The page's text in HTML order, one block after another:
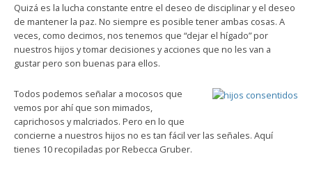
Quizá es la lucha constante entre el deseo de disciplinar y el deseo
de mantener la paz. No siempre es posible tener ambas cosas. A
veces, como decimos, nos tenemos que “dejar el hígado” por
nuestros hijos y tomar decisiones y acciones que no les van a
gustar pero son buenas para ellos.
Todos podemos señalar a mocosos que
vemos por ahí que son mimados,
caprichosos y malcriados. Pero en lo que
concierne a nuestros hijos no es tan fácil ver las señales. Aquí
tienes 10 recopiladas por Rebecca Gruber.